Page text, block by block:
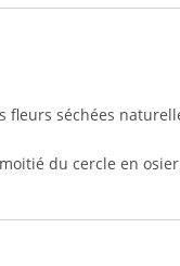
fleurs séchées
du cercle en